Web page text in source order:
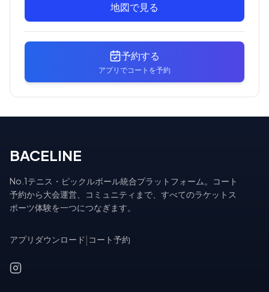
地図で見る
予約する
アプリでコートを予約
BACELINE
No.1テニス・ピックルボール統合プラットフォーム。コート
予約から大会運営、コミュニティまで、すべてのラケットス
ポーツ体験を一つにつなぎます。
アプリダウンロード コート予約